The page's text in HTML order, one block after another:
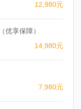
12,980元
优享保障）
14,980元
7,980元